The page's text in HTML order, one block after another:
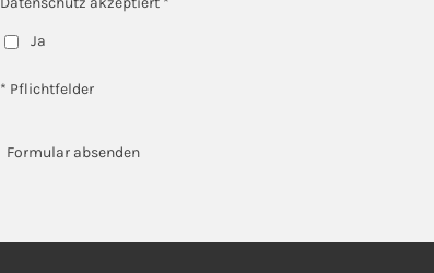
Ja
* Pflichtfelder
Formular absenden